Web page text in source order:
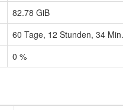
82.78 GiB
60 Tage, 12 Stunden, 34
0 %